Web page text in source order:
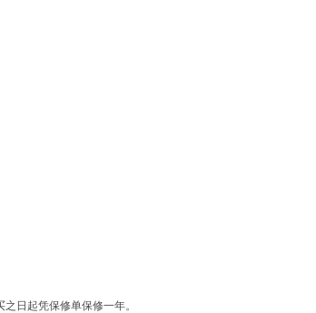
日起凭保修单保修一年。